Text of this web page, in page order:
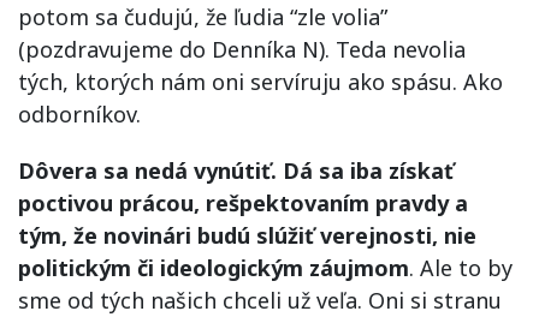
potom sa čudujú, že ľudia “zle volia”
(pozdravujeme do Denníka N). Teda nevolia
tých, ktorých nám oni servíruju ako spásu. Ako
odborníkov.
Dôvera sa nedá vynútiť. Dá sa iba získať
poctivou prácou, rešpektovaním pravdy a
tým, že novinári budú slúžiť verejnosti, nie
politickým či ideologickým záujmom. Ale to by
sme od tých našich chceli už veľa. Oni si stranu